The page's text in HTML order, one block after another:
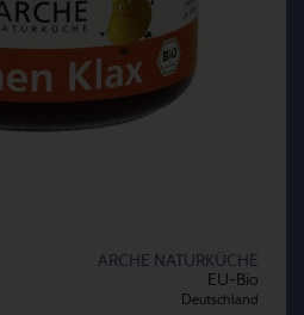
ARCHE NATURKÜCHE
EU-Bio
Deutschland